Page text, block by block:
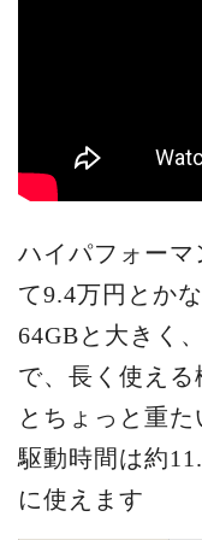
ハイパフォーマ
て9.4万円とか
64GBと大きく
で、長く使える
とちょっと重
駆動時間は約
に使えます